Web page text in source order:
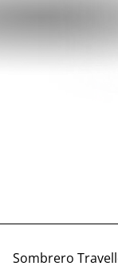
Sombrero